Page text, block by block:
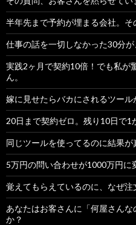
半年先まで予約が埋まる会社。
仕事の話を一切しなかった30分
実践2ヶ月で契約10倍！でも私が
ん。
嫁に見せたらバカにされるツー
20日まで契約ゼロ。残り10日で
同じツールを使ってるのに結果
5万円の問い合わせが1000万円に
覚えてもらえているのに、なぜ注
あなたはお客さんに「何屋さん
か？